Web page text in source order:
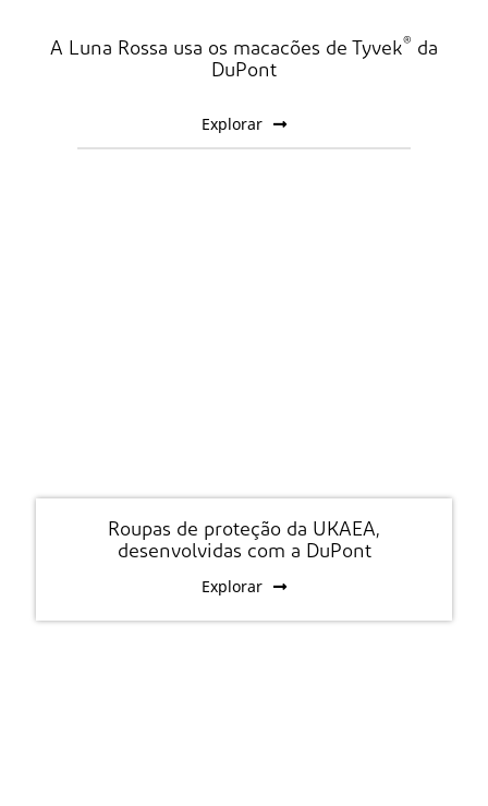
A Luna Rossa usa os macacões de Tyvek® da
DuPont
Explorar
Roupas de proteção da UKAEA,
desenvolvidas com a DuPont
Explorar